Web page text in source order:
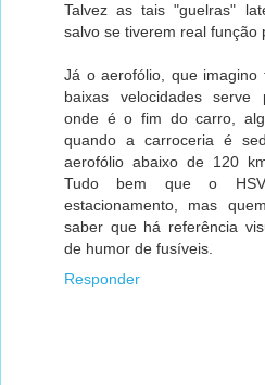
Talvez as tais "guelras"
salvo se tiverem real função
Já o aerofólio, que
baixas velocidades serve
onde é o fim do carro,
quando a carroceria é
aerofólio abaixo de 120
Tudo bem que o
estacionamento, mas
saber que há referência
de humor de fusíveis.
Responder